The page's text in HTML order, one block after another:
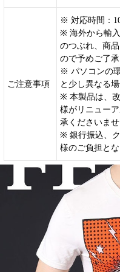
ご注意事項
※ 対応時間：
※ 海外から輸
のつぶれ、商
ので予めご了承
※ パソコンの
と少し異なる
※ 本製品は、
様がリニュー
承くださいませ
※ 銀行振込、
様のご負担と